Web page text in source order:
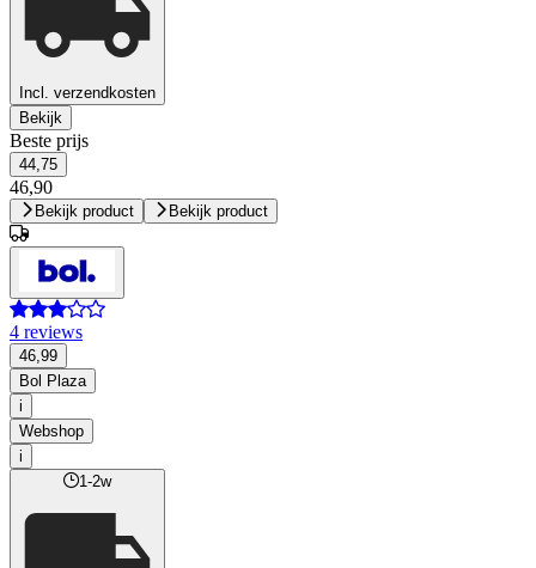
Incl. verzendkosten
Bekijk
Beste prijs
44,75
46,90
Bekijk product Bekijk product
4 reviews
46,99
Bol Plaza
i
Webshop
i
1-2w